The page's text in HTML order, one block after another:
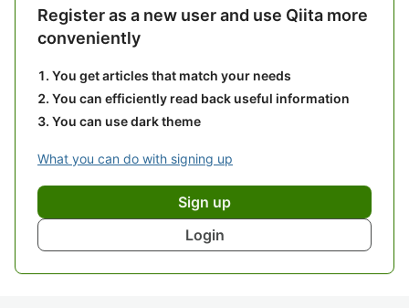
Register as a new user and use Qiita more
conveniently
You get articles that match your needs
You can efficiently read back useful information
You can use dark theme
What you can do with signing up
Sign up
Login